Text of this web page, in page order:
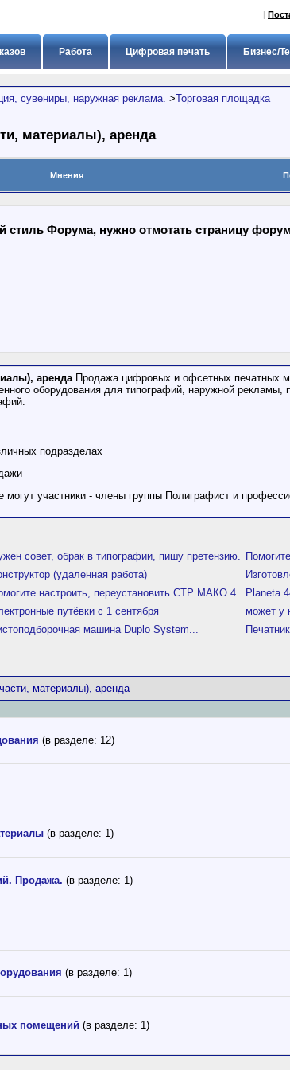
|
Бизнес/
Цифровая печать
Работа
сувениры, наружная реклама. >Торговая площадка
материалы), аренда
Мнения
Форума, нужно отмотать страницу
аренда Продажа цифровых и офсетных печатных
оборудования для типографий, наружной рекламы,
подразделах
могут участники - члены группы Полиграфист и
совет, обрак в типографии, пишу претензию.
(удаленная работа)
настроить, переустановить СТР МАКО 4
Planeta
путёвки с 1 сентября
может у
машина Duplo System...
материалы), аренда
(в разделе: 12)
(в разделе: 1)
Продажа. (в разделе: 1)
(в разделе: 1)
помещений (в разделе: 1)